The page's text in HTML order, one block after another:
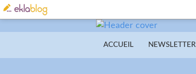
ACCUEIL NEWSLETTER